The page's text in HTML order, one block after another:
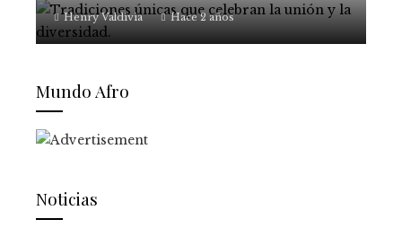
Henry Valdivia Hace 2 años
Mundo Afro
Noticias